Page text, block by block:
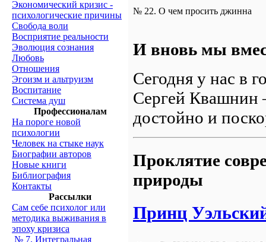
Экономический кризис -
психологические причины
Свобода воли
Восприятие реальности
Эволюция сознания
Любовь
Отношения
Эгоизм и альтруизм
Воспитание
Система душ
Профессионалам
На пороге новой
психологии
Человек на стыке наук
Биографии авторов
Новые книги
Библиография
Контакты
Рассылки
Сам себе психолог или
методика выживания в
эпоху кризиса
№ 7. Интегральная
№ 22. О чем просить джинна
И вновь мы
Сегодня у нас в
Сергей Квашнин
достойно и
Проклятие
природы
Принц